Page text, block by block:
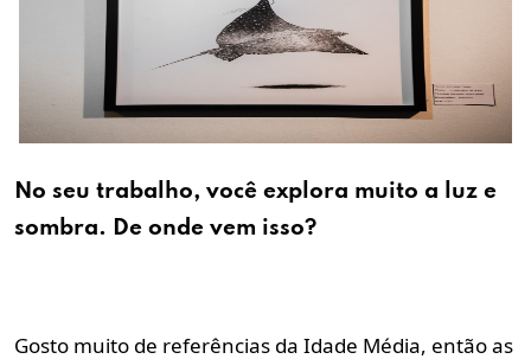
No seu trabalho, você explora muito a luz e
sombra. De onde vem isso?
Gosto muito de referências da Idade Média, então as